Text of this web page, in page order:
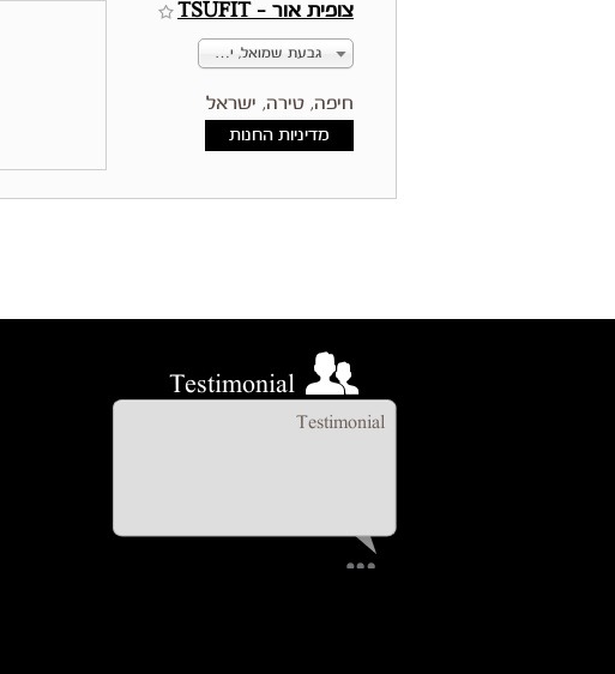
צופית אור - TSUFIT
גבעת שמואל, ישראל
חיפה, טירה, ישראל
מדיניות החנות
Testimonial
Testimonial